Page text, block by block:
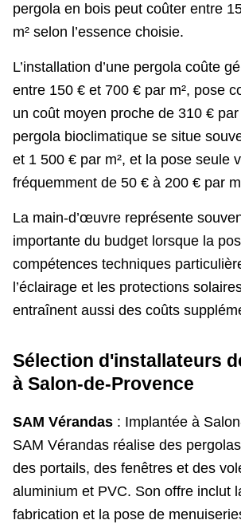
pergola en bois peut coûter entre
m² selon l’essence choisie.
L’installation d’une pergola coûte
entre 150 € et 700 € par m², pose
un coût moyen proche de 310 € par
pergola bioclimatique se situe
et 1 500 € par m², et la pose seule
fréquemment de 50 € à 200 € par
La main-d’œuvre représente
importante du budget lorsque la
compétences techniques
l’éclairage et les protections
entraînent aussi des coûts
Sélection d'installateurs
à Salon-de-Provence
SAM Vérandas : Implantée à
SAM Vérandas réalise des
des portails, des fenêtres et des
aluminium et PVC. Son offre inclut
fabrication et la pose de